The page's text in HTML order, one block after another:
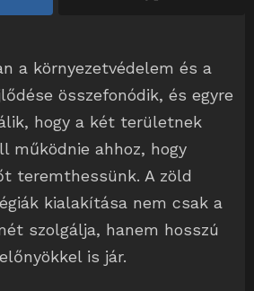
a környezetvédelem és a
összefonódik, és egyre
hogy a két területnek
működnie ahhoz, hogy
teremthessünk. A zöld
kialakítása nem csak a
szolgálja, hanem hosszú
is jár.